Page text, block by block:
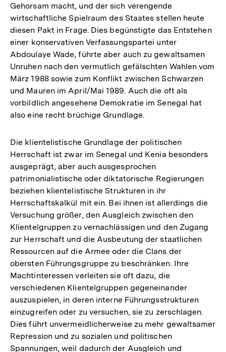
Gehorsam macht, und der sich verengende
wirtschaftliche Spielraum des Staates stellen heute
diesen Pakt in Frage. Dies begünstigte das Entstehen
einer konservativen Verfassungspartei unter
Abdoulaye Wade, führte aber auch zu gewaltsamen
Unruhen nach den vermutlich gefälschten Wahlen vom
März 1988 sowie zum Konflikt zwischen Schwarzen
und Mauren im April/Mai 1989. Auch die oft als
vorbildlich angesehene Demokratie im Senegal hat
also eine recht brüchige Grundlage.
Die klientelistische Grundlage der politischen
Herrschaft ist zwar im Senegal und Kenia besonders
ausgeprägt, aber auch ausgesprochen
patrimonialistische oder diktatorische Regierungen
beziehen klientelistische Strukturen in ihr
Herrschaftskalkül mit ein. Bei ihnen ist allerdings die
Versuchung größer, den Ausgleich zwischen den
Klientelgruppen zu vernachlässigen und den Zugang
zur Herrschaft und die Ausbeutung der staatlichen
Ressourcen auf die Armee oder die Clans der
obersten Führungsgruppe zu beschränken. Ihre
Machtinteressen verleiten sie oft dazu, die
verschiedenen Klientelgruppen gegeneinander
auszuspielen, in deren interne Führungsstrukturen
einzugreifen oder zu versuchen, sie zu zerschlagen.
Dies führt unvermeidlicherweise zu mehr gewaltsamer
Repression und zu sozialen und politischen
Spannungen, weil dadurch der Ausgleich und